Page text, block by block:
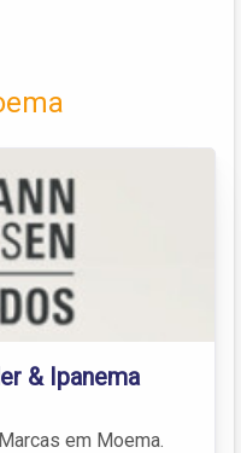
& Ipanema
em Moema.